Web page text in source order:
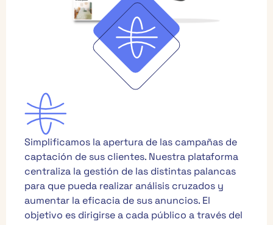
Simplificamos la apertura de las campañas de
captación de sus clientes. Nuestra plataforma
centraliza la gestión de las distintas palancas
para que pueda realizar análisis cruzados y
aumentar la eficacia de sus anuncios. El
objetivo es dirigirse a cada público a través del